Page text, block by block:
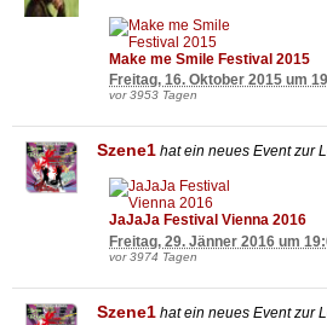
Make me Smile Festival 2015
Freitag, 16. Oktober 2015 um
vor 3953 Tagen
Szene1 hat ein neues Event zur
JaJaJa Festival Vienna 2016
Freitag, 29. Jänner 2016 um
vor 3974 Tagen
Szene1 hat ein neues Event zur